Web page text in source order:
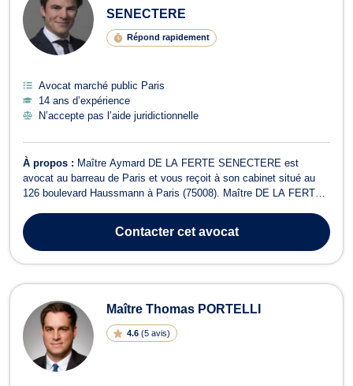
SENECTERE
Répond rapidement
Avocat marché public Paris
14 ans d’expérience
N’accepte pas l’aide juridictionnelle
À propos : Maître Aymard DE LA FERTE SENECTERE est
avocat au barreau de Paris et vous reçoit à son cabinet situé au
126 boulevard Haussmann à Paris (75008). Maître DE LA FERTE
et les particuliers dans l'ensemble des domaines du droit public :
contrats administratifs, droi...
Contactercet avocat
Maître Thomas PORTELLI
4.6 (5 avis)